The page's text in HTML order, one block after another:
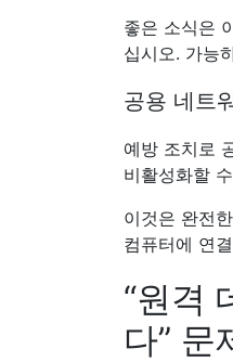
좋은 소식은
십시오. 가능
공용 네트
예방 조치로
비활성화할
이것은 완전
컴퓨터에 연
“원격
다” 문